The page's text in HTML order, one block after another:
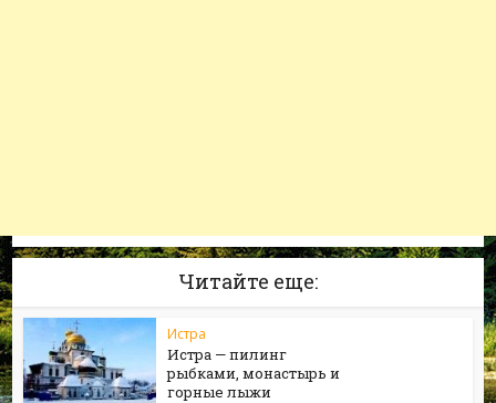
Читайте еще:
Истра
Истра — пилинг
рыбками, монастырь и
горные лыжи